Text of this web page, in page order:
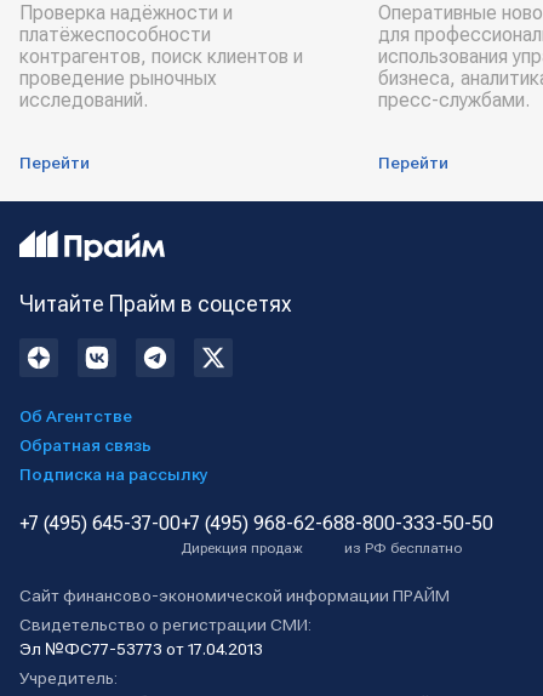
Проверка надёжности и
платёжеспособности
контрагентов, поиск клиентов и
проведение рыночных
исследований.
Перейти
Оперативные
для
использования
бизнеса,
пресс-службами.
Перейти
Читайте Прайм в соцсетях
Об Агентстве
Обратная связь
Подписка на рассылку
+7 (495) 645-37-00+7 (495) 968-62-68
Дирекция продаж
8-800-333-50-50
из РФ бесплатно
Сайт финансово-экономической информации ПРАЙМ
Свидетельство о регистрации СМИ:
Эл №ФС77-53773 от 17.04.2013
Учредитель: